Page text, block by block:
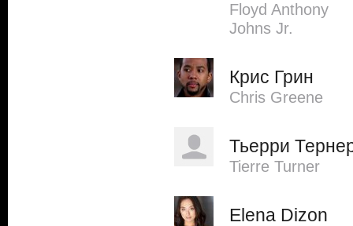
Floyd Anthony
Johns Jr.
Крис Грин
Chris Greene
Тьерри
Tierre Turner
Elena Dizon